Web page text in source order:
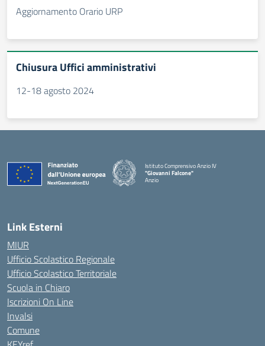
Aggiornamento Orario URP
Chiusura Uffici amministrativi
12-18 agosto 2024
Istituto Comprensivo Anzio IV
"Giovanni Falcone"
Anzio
Link Esterni
MIUR
Ufficio Scolastico Regionale
Ufficio Scolastico Territoriale
Scuola in Chiaro
Iscrizioni On Line
Invalsi
Comune